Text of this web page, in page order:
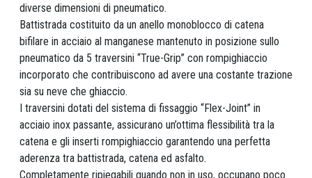
diverse dimensioni di pneumatico.
Battistrada costituito da un anello monoblocco di catena
bifilare in acciaio al manganese mantenuto in posizione sullo
pneumatico da 5 traversini “True-Grip” con rompighiaccio
incorporato che contribuiscono ad avere una costante trazione
sia su neve che ghiaccio.
I traversini dotati del sistema di fissaggio “Flex-Joint” in
acciaio inox passante, assicurano un’ottima flessibilità tra la
catena e gli inserti rompighiaccio garantendo una perfetta
aderenza tra battistrada, catena ed asfalto.
Completamente ripiegabili quando non in uso, occupano poco